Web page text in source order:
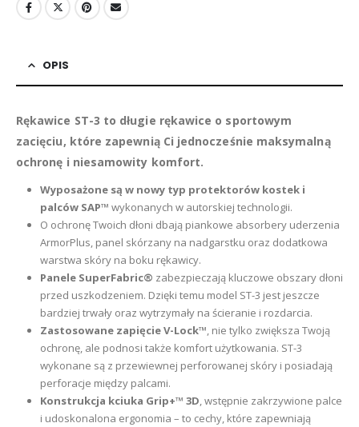
OPIS
Rękawice ST-3 to długie rękawice o sportowym
zacięciu, które zapewnią Ci jednocześnie maksymalną
ochronę i niesamowity komfort.
Wyposażone są w nowy typ protektorów kostek i
palców SAP™ wykonanych w autorskiej technologii.
O ochronę Twoich dłoni dbają piankowe absorbery uderzenia
ArmorPlus, panel skórzany na nadgarstku oraz dodatkowa
warstwa skóry na boku rękawicy.
Panele SuperFabric® zabezpieczają kluczowe obszary dłoni
przed uszkodzeniem. Dzięki temu model ST-3 jest jeszcze
bardziej trwały oraz wytrzymały na ścieranie i rozdarcia.
Zastosowane zapięcie V-Lock™, nie tylko zwiększa Twoją
ochronę, ale podnosi także komfort użytkowania. ST-3
wykonane są z przewiewnej perforowanej skóry i posiadają
perforacje między palcami.
Konstrukcja kciuka Grip+™ 3D, wstępnie zakrzywione palce
i udoskonalona ergonomia – to cechy, które zapewniają